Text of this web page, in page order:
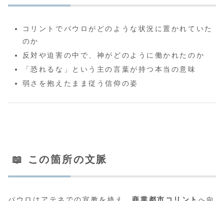
コリントでパウロがどのような状況に置かれていた
のか
反対や迫害の中で、神がどのように働かれたのか
「恐れるな」という主の言葉が持つ本当の意味
弱さを抱えたまま従う信仰の姿
📖 この箇所の文脈